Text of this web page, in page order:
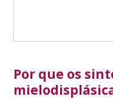
Por que os